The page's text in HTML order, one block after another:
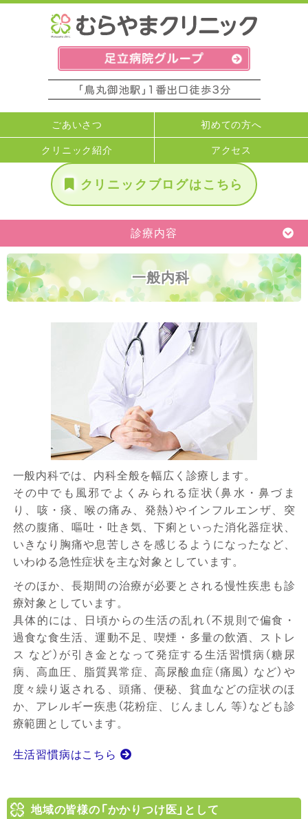
ごあいさつ 初めての方へ
クリニック紹介 アクセス
クリニックブログはこちら
診療内容
一般内科
一般内科では、内科全般を幅広く診療します。
その中でも風邪でよくみられる症状（鼻水・鼻づま
り、咳・痰、喉の痛み、発熱）やインフルエンザ、突
然の腹痛、嘔吐・吐き気、下痢といった消化器症状、
いきなり胸痛や息苦しさを感じるようになったなど、
いわゆる急性症状を主な対象としています。
そのほか、長期間の治療が必要とされる慢性疾患も診
療対象としています。
具体的には、日頃からの生活の乱れ（不規則で偏食・
過食な食生活、運動不足、喫煙・多量の飲酒、ストレ
ス など）が引き金となって発症する生活習慣病（糖尿
病、高血圧、脂質異常症、高尿酸血症（痛風） など）や
度々繰り返される、頭痛、便秘、貧血などの症状のほ
か、アレルギー疾患（花粉症、じんましん 等）なども診
療範囲としています。
生活習慣病はこちら
地域の皆様の「かかりつけ医」として